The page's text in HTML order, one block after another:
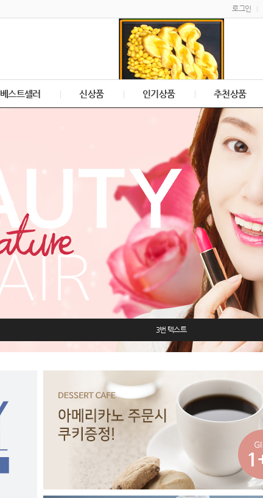
로그인
베스트셀러 신상품 인기상품 추천상품
3번 텍스트